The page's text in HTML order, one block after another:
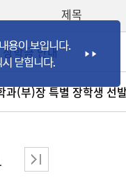
제목
학금 안내
(부)장 특별 장학생 선